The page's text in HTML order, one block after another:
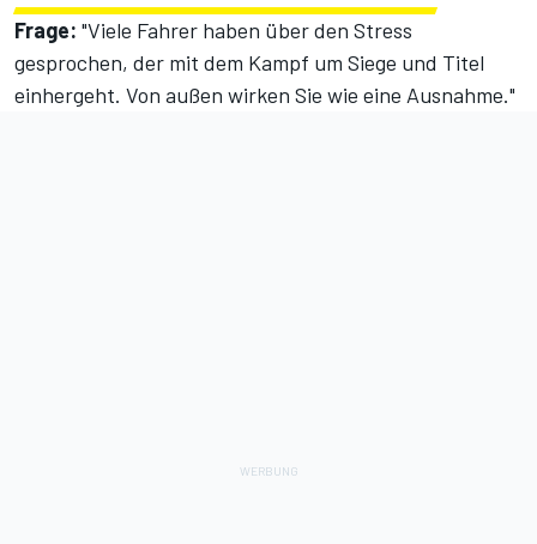
Frage: "Viele Fahrer haben über den Stress
gesprochen, der mit dem Kampf um Siege und Titel
einhergeht. Von außen wirken Sie wie eine Ausnahme."